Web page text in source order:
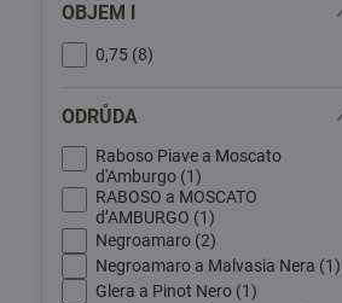
OBJEM l
0,75 (8)
ODRŮDA
Raboso Piave a Moscato
d'Amburgo (1)
RABOSO a MOSCATO
d’AMBURGO (1)
Negroamaro (2)
Negroamaro a Malvasia Nera (1)
Glera a Pinot Nero (1)